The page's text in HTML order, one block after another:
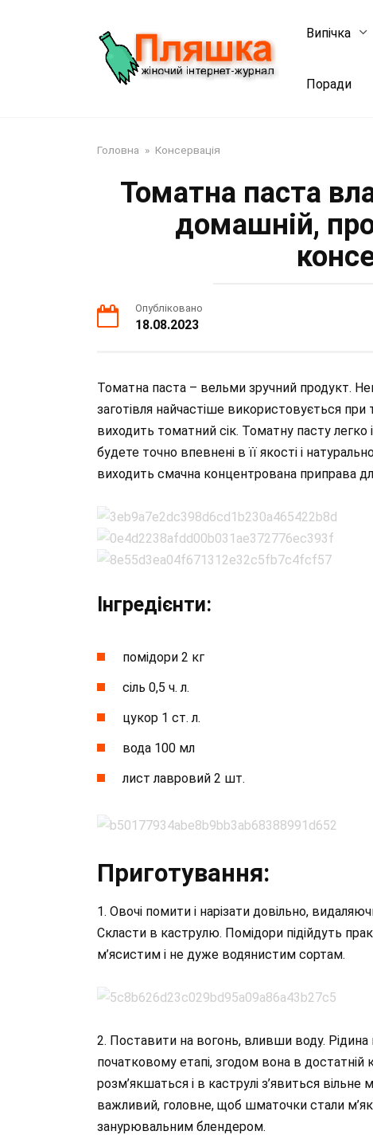
Випічка
Поради
Головна » Консервація
Томатна паста
домашній,
Опубліковано
18.08.2023
Томатна паста – вельми зручний продукт.
заготівля найчастіше використовується
виходить томатний сік. Томатну пасту
будете точно впевнені в її якості і
виходить смачна концентрована приправа
Інгредієнти:
помідори 2 кг
сіль 0,5 ч. л.
цукор 1 ст. л.
вода 100 мл
лист лавровий 2 шт.
Приготування:
1. Овочі помити і нарізати довільно,
Скласти в каструлю. Помідори підійдуть
м’ясистим і не дуже водянистим сортам.
2. Поставити на вогонь, вливши воду. Рідина
початковому етапі, згодом вона в достатній
розм’якшаться і в каструлі з’явиться
важливий, головне, щоб шматочки стали
занурювальним блендером.